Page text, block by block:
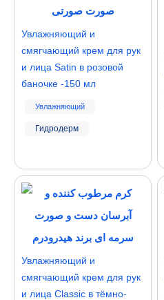
Гидродерм
Увлажняющий и
смягчающий крем для рук
и лица Satin в розовой
баночке -150 мл
Увлажняющий
Увлажняющий и
смягчающий крем для рук
и лица Classic в тёмно-